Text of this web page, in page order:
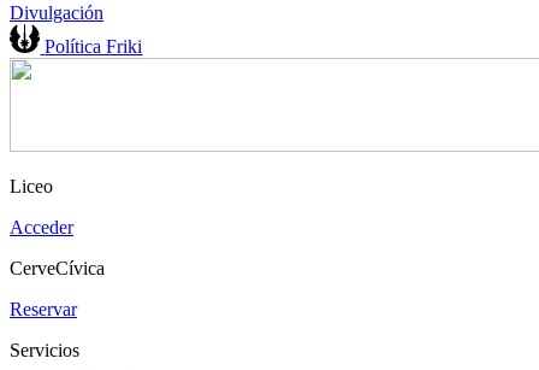
Divulgación
Política Friki
Liceo
Acceder
CerveCívica
Reservar
Servicios